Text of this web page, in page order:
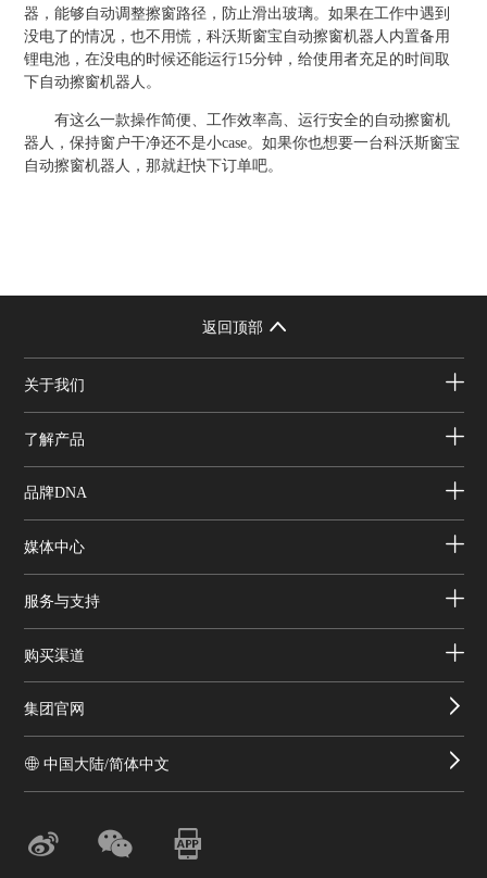
器，能够自动调整擦窗路径，防止滑出玻璃。如果在工作中遇到
没电了的情况，也不用慌，科沃斯窗宝自动擦窗机器人内置备用
锂电池，在没电的时候还能运行15分钟，给使用者充足的时间取
下自动擦窗机器人 。
有这么一款操作简便、工作效率高、运行安全的自动擦窗机
器人 ，保持窗户干净还不是小case。如果你也想要一台科沃斯窗宝
自动擦窗机器人，那就赶快下订单吧。
返回顶部
关于我们
了解产品
品牌DNA
媒体中心
服务与支持
购买渠道
集团官网
中国大陆/简体中文